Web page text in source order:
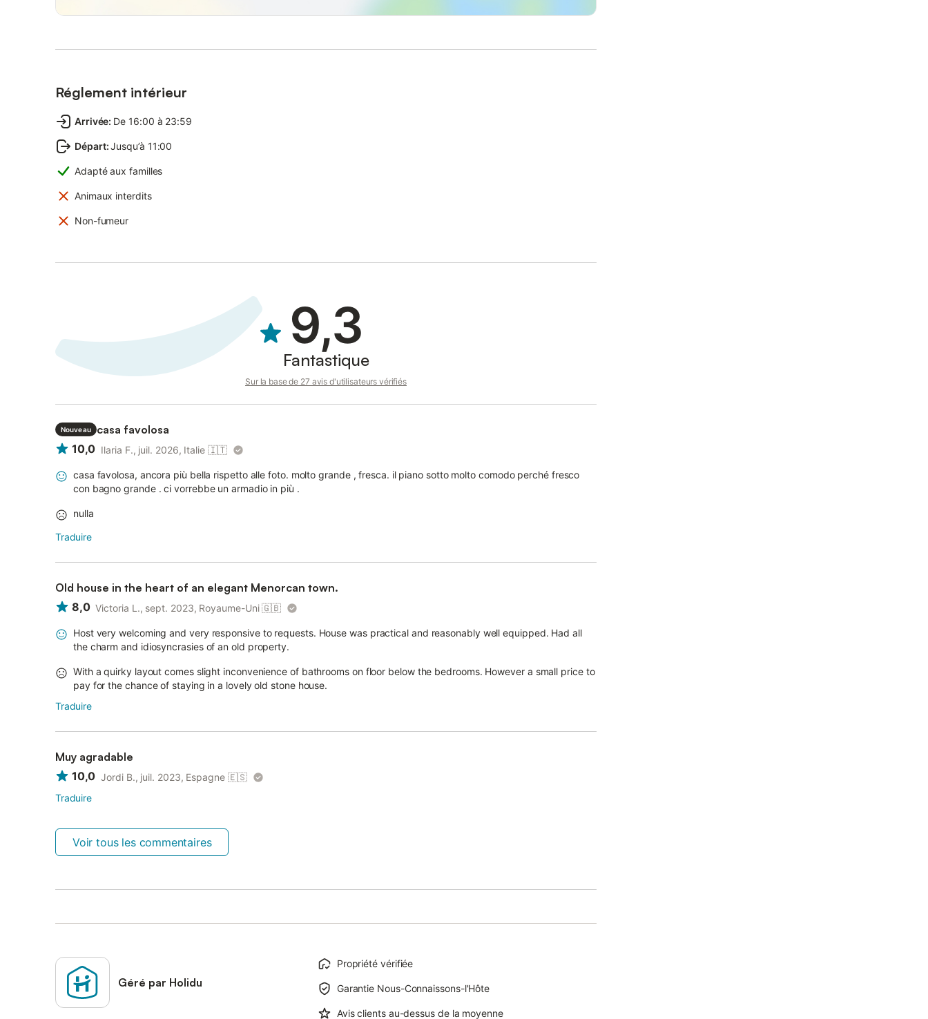
Réglement intérieur
Arrivée: De 16:00 à 23:59
Départ:Jusqu’à 11:00
Adapté aux familles
Animaux interdits
Non-fumeur
9,3
Fantastique
Sur la base de 27 avis d'utilisateurs vérifiés
Nouveau
casa favolosa
10,0 Ilaria F., juil. 2026, Italie 🇮🇹
casa favolosa, ancora più bella rispetto alle foto. molto grande , fresca. il piano sotto molto comodo perché fresco
con bagno grande . ci vorrebbe un armadio in più .
nulla
Traduire
Old house in the heart of an elegant Menorcan town.
8,0 Victoria L., sept. 2023, Royaume-Uni 🇬🇧
Host very welcoming and very responsive to requests. House was practical and reasonably well equipped. Had all
the charm and idiosyncrasies of an old property.
With a quirky layout comes slight inconvenience of bathrooms on floor below the bedrooms. However a small price to
pay for the chance of staying in a lovely old stone house.
Traduire
Muy agradable
10,0 Jordi B., juil. 2023, Espagne 🇪🇸
Traduire
Voir tous les commentaires
Géré par Holidu
Propriété vérifiée
Garantie Nous-Connaissons-l'Hôte
Avis clients au-dessus de la moyenne